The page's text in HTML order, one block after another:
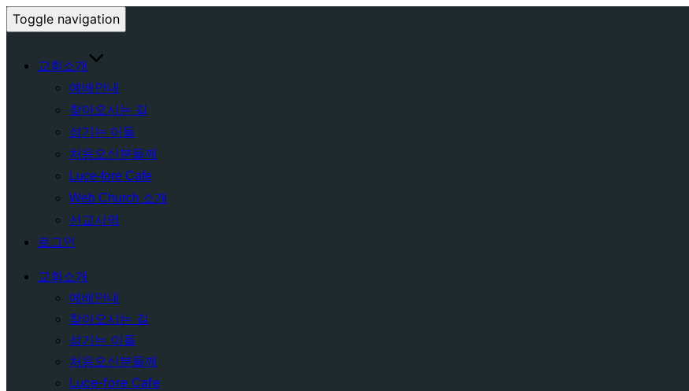
Toggle navigation
교회소개
예배안내
찾아오시는 길
섬기는 이들
처음오신분들께
Luce-fore Cafe
Web Church 소개
선교사역
로그인
교회소개
예배안내
찾아오시는 길
섬기는 이들
처음오신분들께
Luce-fore Cafe